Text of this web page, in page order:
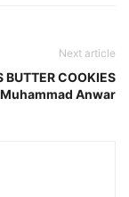
Next article
BUTTER COOKIES
Anwar